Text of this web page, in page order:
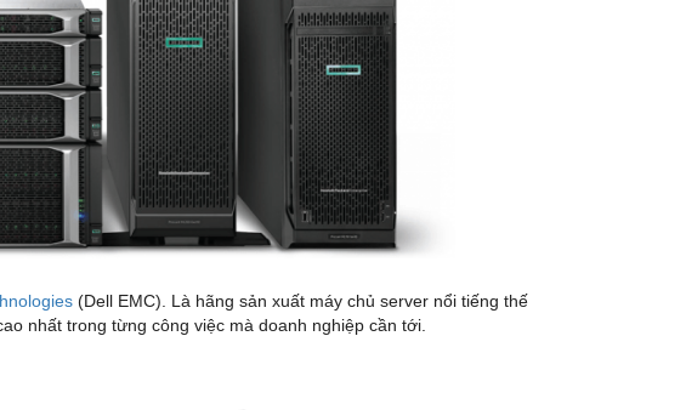
(Dell EMC). Là hãng sản xuất máy chủ server nổi tiếng thế
nhất trong từng công việc mà doanh nghiệp cần tới.